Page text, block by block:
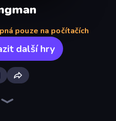
pouze na počítačích
další hry